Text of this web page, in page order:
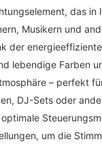
das in
Musikern und
der
lebendige Farben
– perfekt
DJ-Sets oder
um die